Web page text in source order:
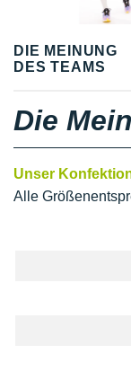
DIE MEINUNG
DES TEAMS
Die
Unser
Alle